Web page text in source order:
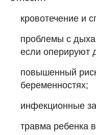
кровотечение и
проблемы с
если оперируют
повышенный
беременностях;
инфекционные
травма ребенка